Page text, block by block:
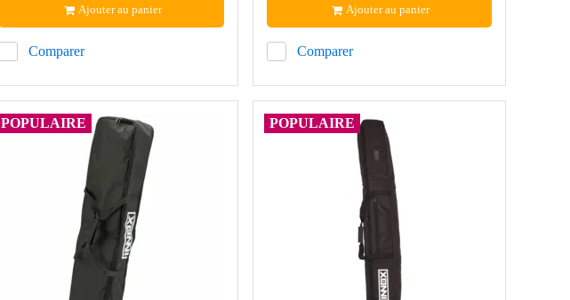
Comparer
Ajouter au panier
Comparer
Ajouter au panier
POPULAIRE POPULAIRE